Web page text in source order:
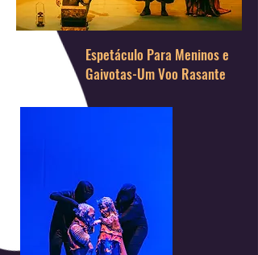
Espetáculo Para Meninos e
Gaivotas-Um Voo Rasante